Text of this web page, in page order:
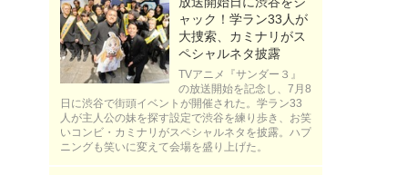
ャック！学ラン33人が
大捜索、カミナリがス
ペシャルネタ披露
TVアニメ『サンダー３』
の放送開始を記念し、7月8
日に渋谷で街頭イベントが開催された。学ラン33
人が主人公の妹を探す設定で渋谷を練り歩き、お笑
いコンビ・カミナリがスペシャルネタを披露。ハプ
ニングも笑いに変えて会場を盛り上げた。